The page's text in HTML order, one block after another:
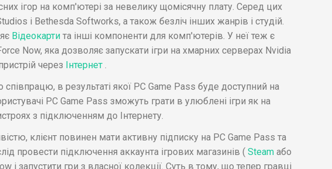
ігор на комп'ютері за невелику щомісячну плату. Серед цих
і Bethesda Softworks, а також безліч інших жанрів і студій.
Відеокарти та інші компоненти для комп'ютерів. У неї теж є
Now, яка дозволяє запускати ігри на хмарних серверах Nvidia
через Інтернет
в результаті якої PC Game Pass буде доступний на
PC Game Pass зможуть грати в улюблені ігри як на
з підключенням до Інтернету.
клієнт повинен мати активну підписку на PC Game Pass та
провести підключення аккаунта ігрових магазинів (Steam або
і запустити гри з власної колекції. Суть в тому, що тепер гравці